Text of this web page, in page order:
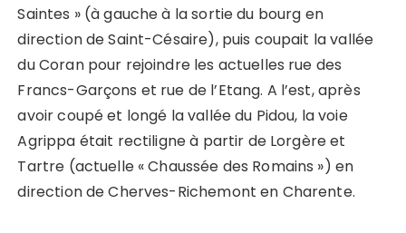
Saintes » (à gauche à la sortie du bourg en
direction de Saint-Césaire), puis coupait la vallée
du Coran pour rejoindre les actuelles rue des
Francs-Garçons et rue de l’Etang. A l’est, après
avoir coupé et longé la vallée du Pidou, la voie
Agrippa était rectiligne à partir de Lorgère et
Tartre (actuelle « Chaussée des Romains ») en
direction de Cherves-Richemont en Charente.